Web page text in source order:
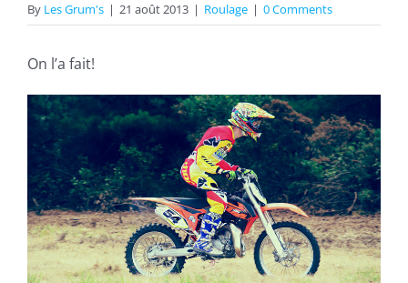
By Les Grum's | 21 août 2013 | Roulage | 0 Comments
On l’a fait!